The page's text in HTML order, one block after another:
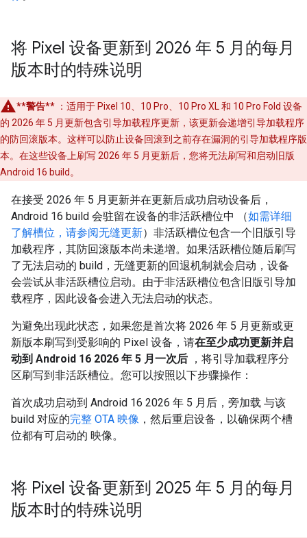
将 Pixel 设备更新到 2026 年 5 月的每月
版本时的特殊说明
**警告** ：适用于 Pixel 10、10 Pro、10 Pro XL 和 10 Pro Fold 设备
的 2026 年 5 月更新包含引导加载程序更新，该更新会递增引导加载程序
的防回滚版本。这样可以防止设备回滚到之前存在漏洞的引导加载程序版
本。在这些设备上刷写 2026 年 5 月更新后，您将无法刷写和启动旧版
Android 16 build。
在接受 2026 年 5 月更新并在更新后成功启动设备后，
Android 16 build 会驻留在设备的非活跃槽位中 （如需详细
了解槽位，请参阅无缝更新）非活跃槽位包含一个旧版引导
加载程序，其防回滚版本尚未递增。如果活跃槽位随后刷写
了无法启动的 build，无缝更新的回退机制就会启动，设备
会尝试从非活跃槽位启动。由于非活跃槽位包含旧版引导加
载程序，因此设备会进入无法启动的状态。
为避免出现此状态，如果您是首次将 2026 年 5 月更新或更
新版本刷写到受影响的 Pixel 设备，请在至少成功更新并启
动到 Android 16 2026 年 5 月一次后 ，将引导加载程序分
区刷写到非活跃槽位。您可以按照以下步骤操作：
首次成功启动到 Android 16 2026 年 5 月后，旁加载 与该
build 对应的完整 OTA 映像 ，然后重启设备，以确保两个槽
位都有可启动的 映像。
将 Pixel 设备更新到 2025 年 5 月的每月
版本时的特殊说明